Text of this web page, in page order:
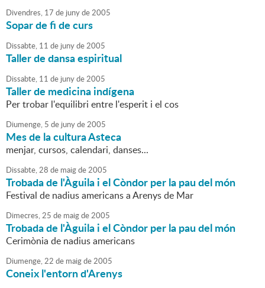
Divendres, 17 de junyde2005
Sopar de fi de curs
Dissabte, 11 de junyde2005
Taller de dansa espiritual
Dissabte, 11 de junyde2005
Taller de medicina indígena
Per trobar l'equilibri entre l'esperit i el cos
Diumenge, 5 de junyde2005
Mes de la cultura Asteca
menjar, cursos, calendari, danses...
Dissabte,28 de maigde2005
Trobada de l'Àguila i el Còndor per la pau del món
Festival de nadius americans a Arenys de Mar
Dimecres,25 de maigde2005
Trobada de l'Àguila i el Còndor per la pau del món
Cerimònia de nadius americans
Diumenge,22 de maigde2005
Coneix l'entorn d'Arenys